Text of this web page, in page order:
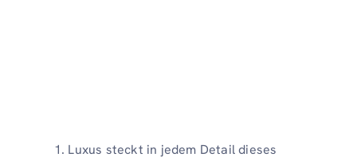
Luxus steckt in jedem Detail dieses